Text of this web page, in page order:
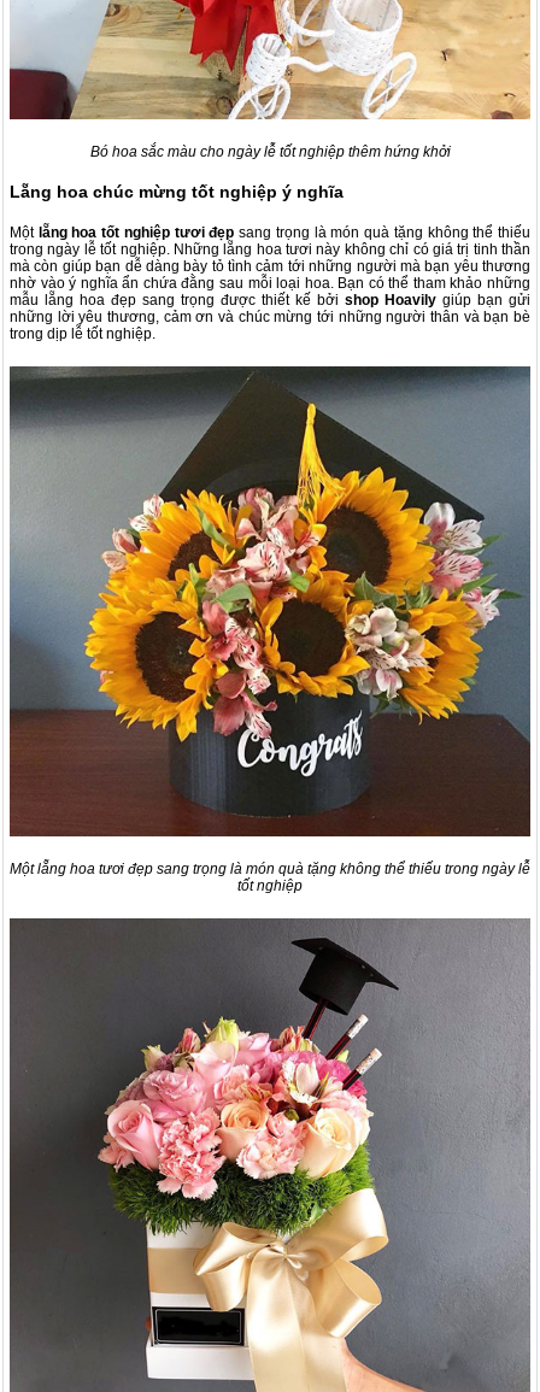
Bó hoa sắc màu cho ngày lễ tốt nghiệp thêm hứng khởi
Lẵng hoa chúc mừng tốt nghiệp ý nghĩa
Một lẵng hoa tốt nghiệp tươi đẹp sang trọng là món quà tặng không thể thiếu
trong ngày lễ tốt nghiệp. Những lẵng hoa tươi này không chỉ có giá trị tinh thần
mà còn giúp bạn dễ dàng bày tỏ tình cảm tới những người mà bạn yêu thương
nhờ vào ý nghĩa ẩn chứa đằng sau mỗi loại hoa. Bạn có thể tham khảo những
mẫu lẵng hoa đẹp sang trọng được thiết kế bởi shop Hoavily giúp bạn gửi
những lời yêu thương, cảm ơn và chúc mừng tới những người thân và bạn bè
trong dịp lễ tốt nghiệp.
Một lẵng hoa tươi đẹp sang trọng là món quà tặng không thể thiếu trong ngày lễ
tốt nghiệp